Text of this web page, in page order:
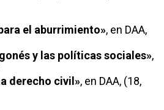
el aburrimiento», en DAA,
y las políticas sociales»,
derecho civil», en DAA, (18,